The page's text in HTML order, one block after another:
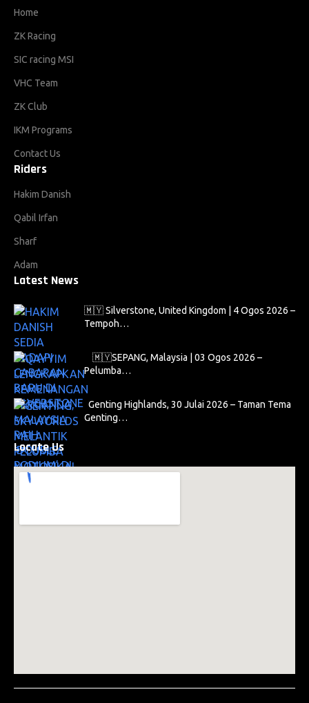
Home
ZK Racing
SIC racing MSI
VHC Team
ZK Club
IKM Programs
Contact Us
Riders
Hakim Danish
Qabil Irfan
Sharf
Adam
Latest News
🇲🇾 Silverstone, United Kingdom | 4 Ogos 2026 –
Tempoh…
🇲🇾SEPANG, Malaysia | 03 Ogos 2026 –
Pelumba…
Genting Highlands, 30 Julai 2026 – Taman Tema
Genting…
Locate Us